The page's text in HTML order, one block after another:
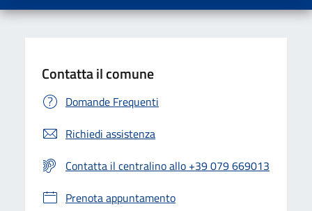
Contatta il comune
Domande Frequenti
Richiedi assistenza
Contatta il centralino allo +39 079 669013
Prenota appuntamento